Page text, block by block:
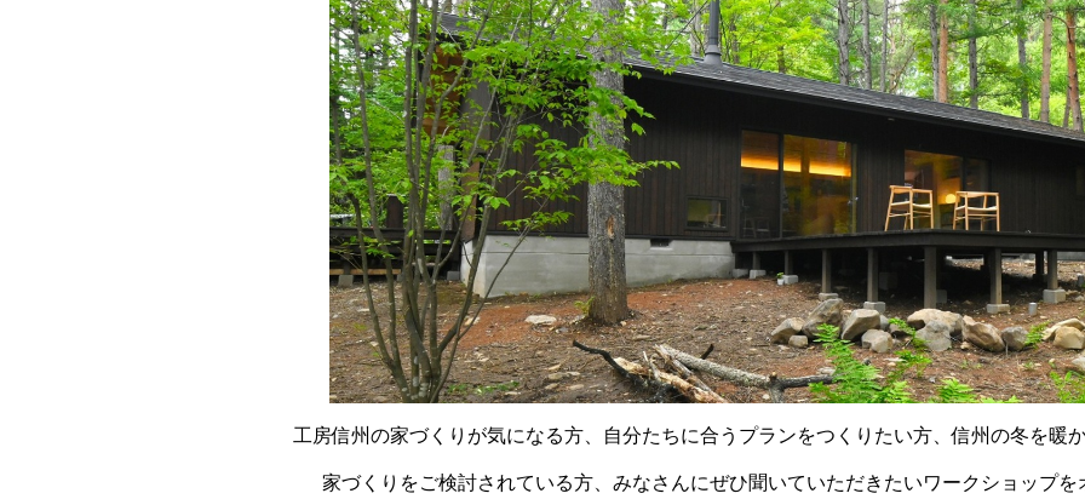
工房信州の家づくりが気になる方、自分たちに合うプランをつくりたい方、信州の冬を暖
家づくりをご検討されている方、みなさんにぜひ聞いていただきたいワークショップを